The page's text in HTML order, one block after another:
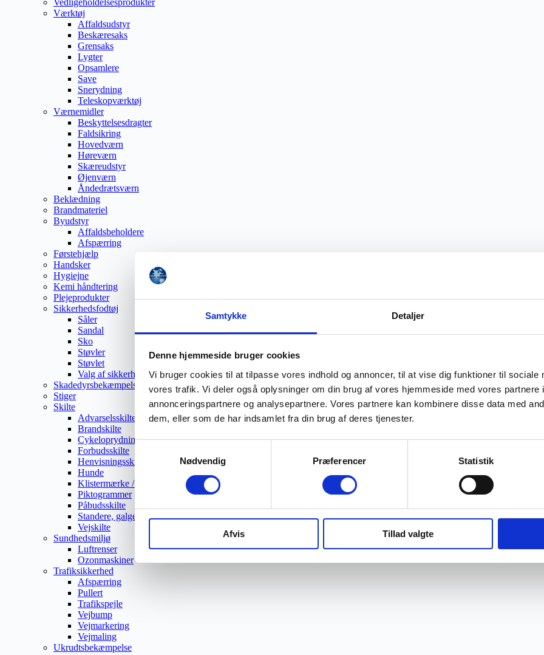
Samtykke Detaljer
Denne hjemmeside bruger cookies
Vi bruger cookies til at tilpasse vores indhold og annoncer, til at vise dig funktioner til sociale
vores trafik. Vi deler også oplysninger om din brug af vores hjemmeside med vores partnere
annonceringspartnere og analysepartnere. Vores partnere kan kombinere disse data med
dem, eller som de har indsamlet fra din brug af deres tjenester.
Samtykkevalg
Nødvendig
Præferencer Statistik
Afvis Tillad valgte
Værktøj
Affaldsudstyr
Beskæresaks
Grensaks
Lygter
Opsamlere
Save
Snerydning
Teleskopværktøj
Værnemidler
Beskyttelsesdragter
Faldsikring
Hovedværn
Høreværn
Skæreudstyr
Øjenværn
Åndedrætsværn
Beklædning
Brandmateriel
Byudstyr
Affaldsbeholdere
Afspærring
Førstehjælp
Handsker
Hygiejne
Kemi håndtering
Plejeprodukter
Sikkerhedsfodtøj
Såler
Sandal
Sko
Støvler
Støvlet
Valg af sikkerhedssko
Skadedyrsbekæmpelse
Stiger
Skilte
Advarselsskilte
Brandskilte
Cykeloprydning
Forbudsskilte
Henvisningsskilte
Hunde
Klistermærke / Markat
Piktogrammer
Påbudsskilte
Standere, galger og beslag
Vejskilte
Sundhedsmiljø
Luftrenser
Ozonmaskiner
Trafiksikkerhed
Afspærring
Pullert
Trafikspejle
Vejbump
Vejmarkering
Vejmaling
Ukrudtsbekæmpelse